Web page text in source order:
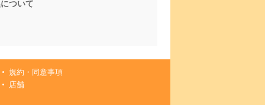
ついて
規約・同意事項
店舗